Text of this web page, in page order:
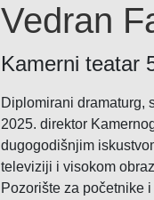
Vedran
Kamerni teatar
Diplomirani dramaturg,
2025. direktor
dugogodišnjim
televiziji i visokom
Pozorište za početnike